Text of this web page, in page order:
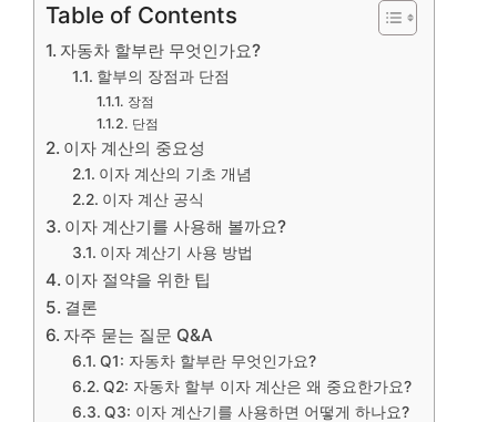
Table of Contents
자동차 할부란 무엇인가요?
할부의 장점과 단점
장점
단점
이자 계산의 중요성
이자 계산의 기초 개념
이자 계산 공식
이자 계산기를 사용해 볼까요?
이자 계산기 사용 방법
이자 절약을 위한 팁
결론
자주 묻는 질문 Q&A
Q1: 자동차 할부란 무엇인가요?
Q2: 자동차 할부 이자 계산은 왜 중요한가요?
Q3: 이자 계산기를 사용하면 어떻게 하나요?